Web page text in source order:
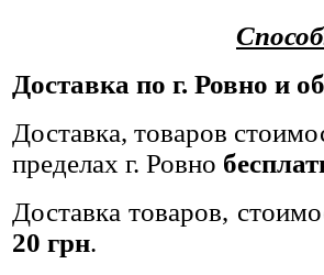
Доставка по г. Ровно и
Доставка, товаров
пределах г. Ровно
Доставка товаров,
20 грн.